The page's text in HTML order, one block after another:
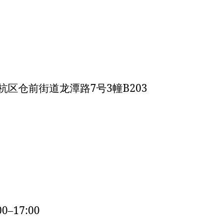
区仓前街道龙潭路7号3幢B203